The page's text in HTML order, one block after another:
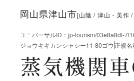
岡山県津山市[山陰 津山・美作
ユニバーサルID ： jp-tourism/03e8a8df-
ジョウキキカンシャシー11-80ゴウ正規名
蒸気機関